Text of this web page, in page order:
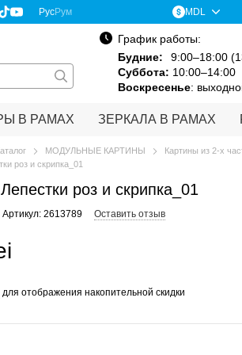
РусРум MDL
График работы:
Будние:
9:00–18:00
Суббота: 10:00–14:00
Воскресенье:
В РАМАХ ЗЕРКАЛА В РАМАХ
МОДУЛЬНЫЕ КАРТИНЫ Картины из 2-х
роз и скрипка_01
роз и скрипка_01
Артикул: 2613789 Оставить отзыв
для отображения накопительной скидки